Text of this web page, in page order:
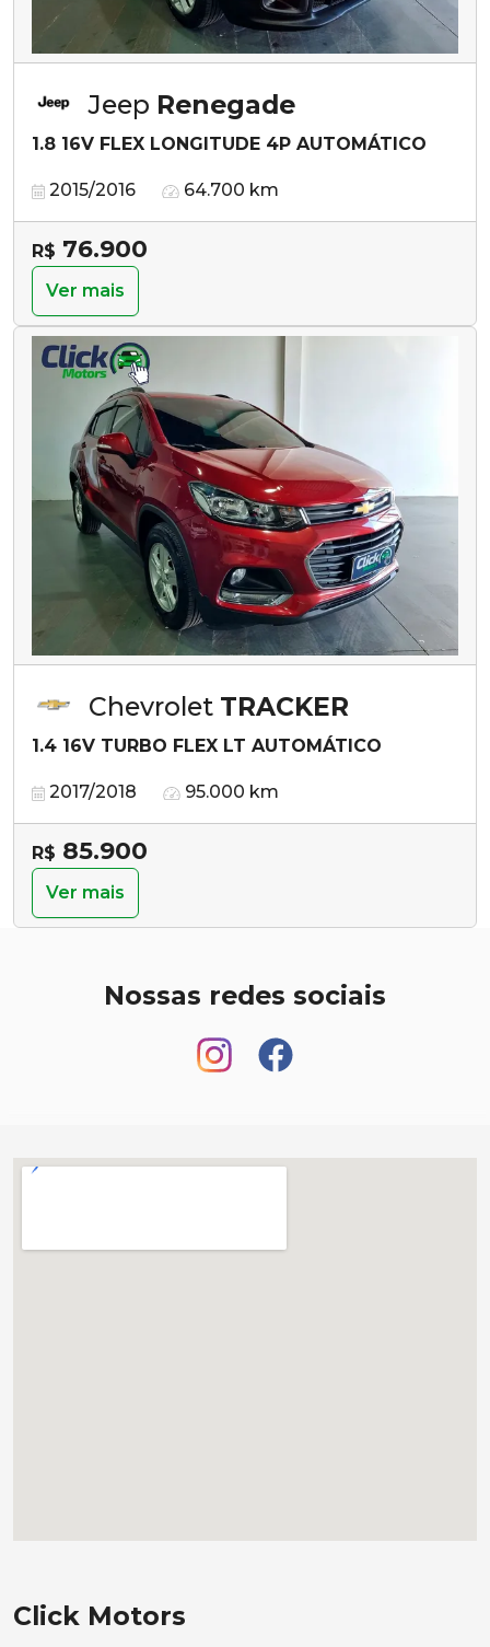
Jeep Renegade
1.8 16V FLEX LONGITUDE 4P AUTOMÁTICO
2015/2016 64.700 km
R$ 76.900
Ver mais
Chevrolet TRACKER
1.4 16V TURBO FLEX LT AUTOMÁTICO
2017/2018 95.000 km
R$ 85.900
Ver mais
Nossas redes sociais
Click Motors